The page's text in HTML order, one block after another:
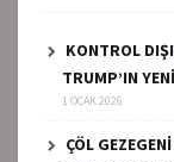
KONTROL
TRUMP’IN
1 OCAK 2026
ÇÖL